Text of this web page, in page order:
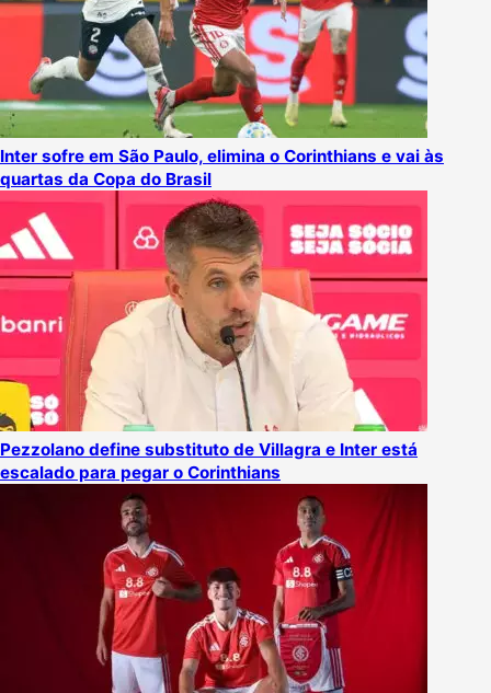
Inter sofre em São Paulo, elimina o Corinthians e vai às
quartas da Copa do Brasil
Pezzolano define substituto de Villagra e Inter está
escalado para pegar o Corinthians